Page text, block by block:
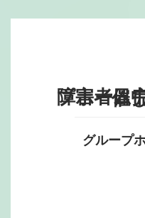
障害者日中支援型
グループ